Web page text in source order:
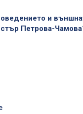
и
Петрова-